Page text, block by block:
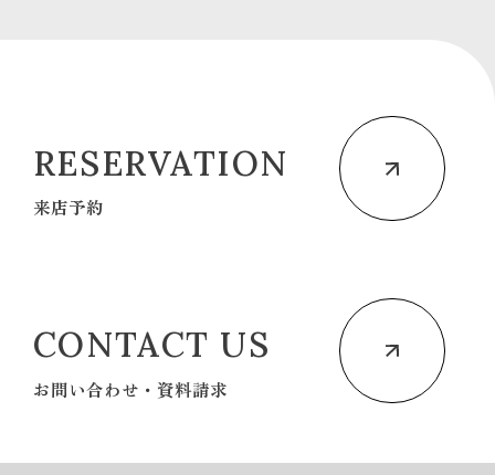
RESERVATION
来店予約
CONTACT US
お問い合わせ・資料請求